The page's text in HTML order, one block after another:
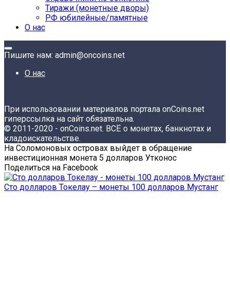
Тиражи (монетные дворы)
РФ юбилейные/памятные
О нас
Пишите нам: admin@oncoins.net
О нас
При использовании материалов портала onCoins.net
гиперссылка на сайт обязательна.
© 2011-2020 - onCoins.net. ВСЁ о монетах, банкнотах и
кладоискательстве.
На Соломоновых островах выйдет в обращение
инвестиционная монета 5 долларов Утконос
Поделиться на Facebook
Сто долларов Токелау – монеты 100 долларов Мустанг